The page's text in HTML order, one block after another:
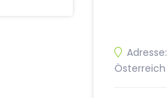
Adresse:
Österreich